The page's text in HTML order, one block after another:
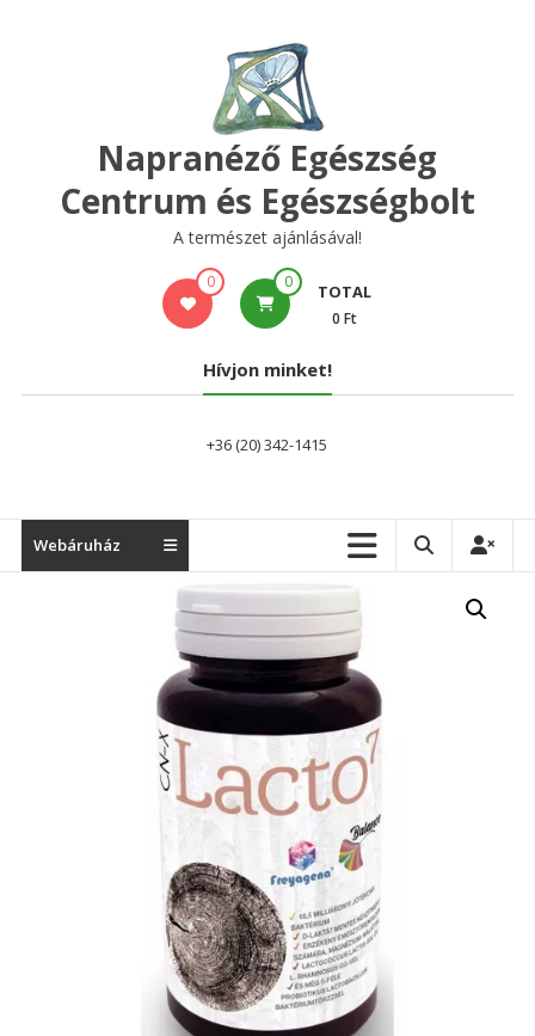
Napranéző Egészség
Centrum és Egészségbolt
A természet ajánlásával!
0 0 TOTAL
0 Ft
Hívjon minket!
+36 (20) 342-1415
Webáruház